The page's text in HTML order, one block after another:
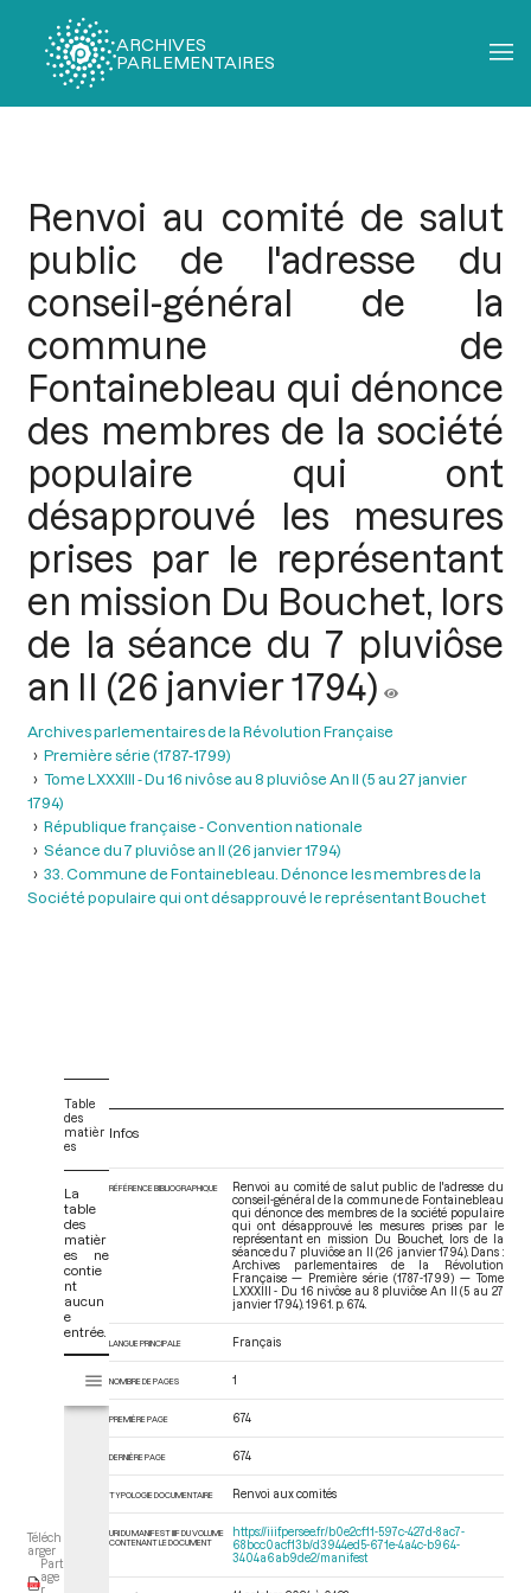
ARCHIVES
PARLEMENTAIRES
Renvoi au comité de salut
public de l'adresse du
conseil-général de la
commune de
Fontainebleau qui dénonce
des membres de la société
populaire qui ont
désapprouvé les mesures
prises par le représentant
en mission Du Bouchet, lors
de la séance du 7 pluviôse
an II (26 janvier 1794)
Archives parlementaires de la Révolution Française
Première série (1787-1799)
Tome LXXXIII - Du 16 nivôse au 8 pluviôse An II (5 au 27 janvier
1794)
République française - Convention nationale
Séance du 7 pluviôse an II (26 janvier 1794)
33. Commune de Fontainebleau. Dénonce les membres de la
Société populaire qui ont désapprouvé le représentant Bouchet
Téléch
arger
Part
age
r
Table
des
matièr
es
La
table
des
matièr
es ne
contie
nt
aucun
e
entrée.
s
Tome LXXXIII - Du 16 nivôse au 8 pluviôse An II (5 au 27 janvier 1794)
Infos
RÉFÉRENCE BIBLIOGRAPHIQUE
Renvoi au comité de salut public de l'adresse du
conseil-général de la commune de Fontainebleau
qui dénonce des membres de la société populaire
qui ont désapprouvé les mesures prises par le
représentant en mission Du Bouchet, lors de la
séance du 7 pluviôse an II (26 janvier 1794). Dans :
Archives parlementaires de la Révolution
Française — Première série (1787-1799) — Tome
LXXXIII - Du 16 nivôse au 8 pluviôse An II (5 au 27
janvier 1794). 1961. p. 674.
LANGUE PRINCIPALE Français
NOMBRE DE PAGES 1
PREMIÈRE PAGE 674
DERNIÈRE PAGE 674
TYPOLOGIE DOCUMENTAIRE Renvoi aux comités
URI DU MANIFEST IIIF DU VOLUME
CONTENANT LE DOCUMENT
https://iiif.persee.fr/b0e2cf11-597c-427d-8ac7-
68bcc0acf13b/d3944ed5-671e-4a4c-b964-
3404a6ab9de2/manifest